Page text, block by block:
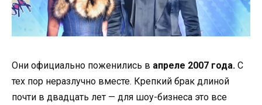
Они официально поженились в апреле 2007 года. С
тех пор неразлучно вместе. Крепкий брак длиной
почти в двадцать лет — для шоу-бизнеса это все